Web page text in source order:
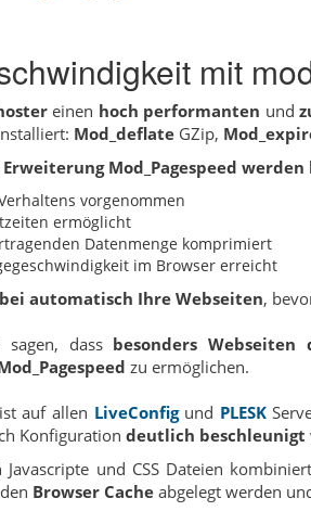
mit
einen hoch performanten und
Mod_deflate GZip,
Mod_Pagespeed
vorgenommen
ermöglicht
Datenmenge komprimiert
im Browser erreicht
automatisch Ihre Webseiten,
sagen, dass besonders
zu ermöglichen.
ist auf allen LiveConfigund PLESK
Konfiguration deutlich beschleunigt
Javascripte und CSS Dateien
Browser Cache abgelegt werden